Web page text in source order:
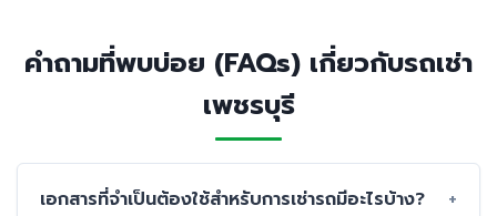
คำถามที่พบบ่อย (FAQs) เกี่ยวกับรถเช่า
เพชรบุรี
เอกสารที่จำเป็นต้องใช้สำหรับการเช่ารถมีอะไรบ้าง?